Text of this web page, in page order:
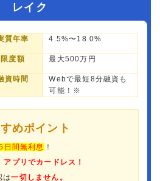
レイク
質年率 4.5%〜18.0%
限度額 最大500万円
資時間
Webで最短8分融資も
可能！※
めポイント
日間無利息
！
アプリでカードレス！
は一切しません。